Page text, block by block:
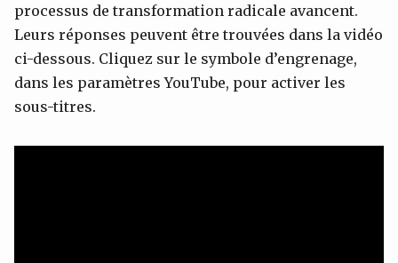
processus de transformation radicale avancent.
Leurs réponses peuvent être trouvées dans la vidéo
ci-dessous. Cliquez sur le symbole d’engrenage,
dans les paramètres YouTube, pour activer les
sous-titres.